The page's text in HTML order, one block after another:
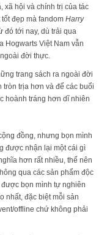
xã hội và chính trị của tác
đẹp mà fandom Harry
đó tới nay, dù trải qua
Hogwarts Việt Nam vẫn
đời thực.
trang sách ra ngoài đời
trịa hơn và để các buổi
hoành tráng hơn dĩ nhiên
đồng, nhưng bọn mình
được nhận lại một cái gì
hơn rất nhiều, thế nên
qua các sản phẩm độc
bọn mình tự nghiên
nhất, đặc biệt mỗi sản
offline chứ không phải